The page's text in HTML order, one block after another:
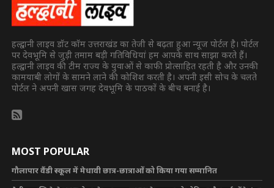
हल्द्वानी लाइव डॉट कॉम उत्तराखंड का तेजी से बढ़ता हुआ न्यूज पोर्टल है। पोर्टल
पर देवभूमि से जुड़ी तमाम बड़ी गतिविधियां हम आपके साथ साझा करते हैं।
हल्द्वानी लाइव की टीम राज्य के युवाओं से काफी प्रोत्साहित रहती है और उनकी
कामयाबी लोगों के सामने लाने की कोशिश करती है। अपनी इसी सोच के चलते
पोर्टल ने अपनी खास जगह देवभूमि के पाठकों के बीच बनाई है।
MOST POPULAR
गौलापार वैंडी स्कूल में मेधावी छात्र-छात्राओं को किया गया सम्मानित